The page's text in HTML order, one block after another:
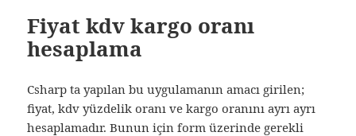
Fiyat kdv kargo oranı
hesaplama
Csharp ta yapılan bu uygulamanın amacı girilen;
fiyat, kdv yüzdelik oranı ve kargo oranını ayrı ayrı
hesaplamadır. Bunun için form üzerinde gerekli